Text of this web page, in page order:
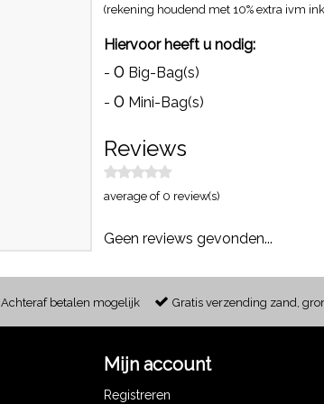
(rekening houdend met 10% extra ivm
Hiervoor heeft u nodig:
- 0 Big-Bag(s)
- 0 Mini-Bag(s)
Reviews
average of 0 review(s)
Geen reviews gevonden...
Achteraf betalen mogelijk Gratis verzending zand,
Mijn account
Registreren